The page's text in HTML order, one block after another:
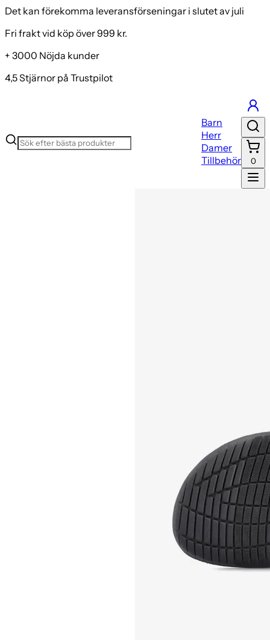
Det kan förekomma leveransförseningar i slutet av juli
Fri frakt vid köp över 999 kr.
+ 3000 Nöjda kunder
4,5 Stjärnor på Trustpilot
Barn
Herr
Damer
Tillbehör
0